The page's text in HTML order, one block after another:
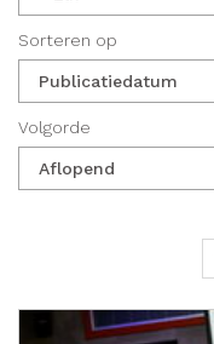
Sorteren op
Volgorde